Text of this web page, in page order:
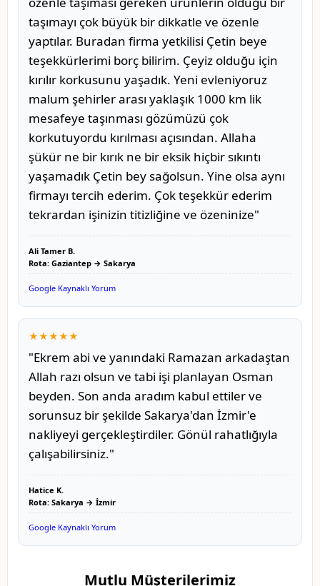
taşımayı çok büyük bir dikkatle ve özenle
yaptılar. Buradan firma yetkilisi Çetin beye
teşekkürlerimi borç bilirim. Çeyiz olduğu için
kırılır korkusunu yaşadık. Yeni evleniyoruz
malum şehirler arası yaklaşık 1000 km lik
mesafeye taşınması gözümüzü çok
korkutuyordu kırılması açısından. Allaha
şükür ne bir kırık ne bir eksik hiçbir sıkıntı
yaşamadık Çetin bey sağolsun. Yine olsa aynı
firmayı tercih ederim. Çok teşekkür ederim
tekrardan işinizin titizliğine ve özeninize"
Ali Tamer B.
Rota: Gaziantep → Sakarya
Google Kaynaklı Yorum
★★★★★
"Ekrem abi ve yanındaki Ramazan arkadaştan
Allah razı olsun ve tabi işi planlayan Osman
beyden. Son anda aradım kabul ettiler ve
sorunsuz bir şekilde Sakarya'dan İzmir'e
nakliyeyi gerçekleştirdiler. Gönül rahatlığıyla
çalışabilirsiniz."
Hatice K.
Rota: Sakarya → İzmir
Google Kaynaklı Yorum
Mutlu Müşterilerimiz